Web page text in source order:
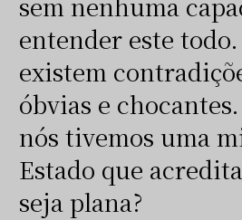
sem nenhuma
entender este
existem
óbvias e
nós tivemos uma
Estado que
seja plana?